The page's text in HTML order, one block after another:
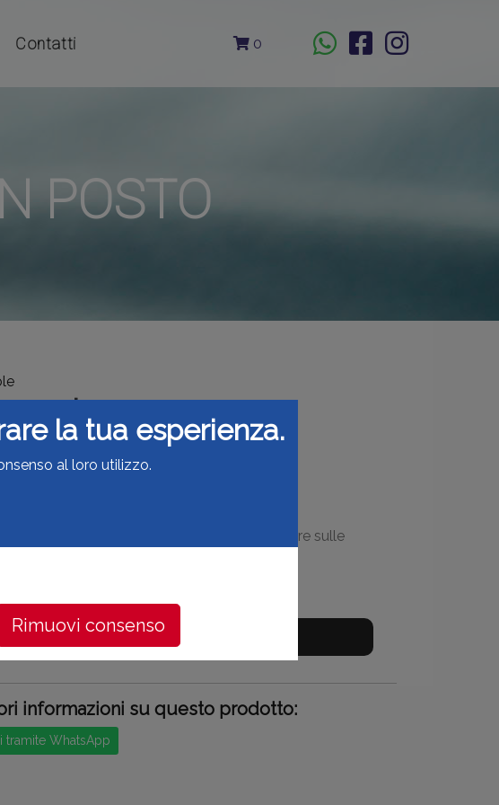
Contatti 0
POSTO
posto
da 2500-5000-10000 metri, da utilizzare sulle
informazioni su questo prodotto:
tramite WhatsApp
la tua esperienza.
al loro utilizzo.
Rimuovi consenso